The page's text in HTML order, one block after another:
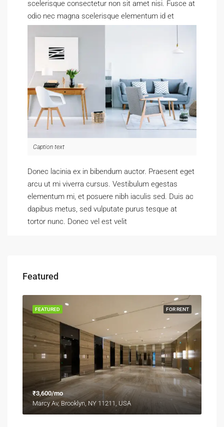
scelerisque consectetur non sit amet nisi. Fusce at
odio nec magna scelerisque elementum id et
Caption text
Donec lacinia ex in bibendum auctor. Praesent eget
arcu ut mi viverra cursus. Vestibulum egestas
elementum mi, et posuere nibh iaculis sed. Duis ac
dapibus metus, sed vulputate purus tesque at
tortor nunc. Donec vel est velit
Featured
FOR RENT
FEATURED
₹3,600/mo
Marcy Av, Brooklyn, NY 11211, USA